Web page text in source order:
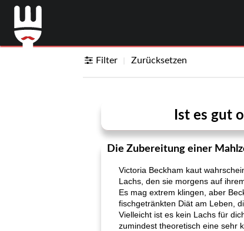
Filter Zurücksetzen
Ist es gut
Die Zubereitung einer
Victoria Beckham kaut
Lachs, den sie morgens auf
Es mag extrem klingen, aber
fischgetränkten Diät am Leben,
Vielleicht ist es kein Lachs für
zumindest theoretisch eine sehr